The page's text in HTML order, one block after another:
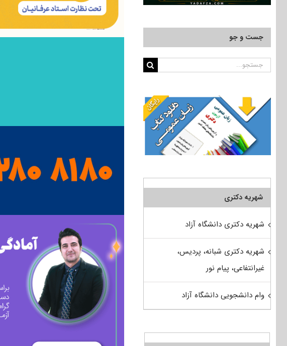
جست و جو
جستجو
شهریه دکتری
شهریه دکتری دانشگاه آزاد
شهریه دکتری شبانه، پردیس،
غیرانتفاعی، پیام نور
وام دانشجویی دانشگاه آزاد